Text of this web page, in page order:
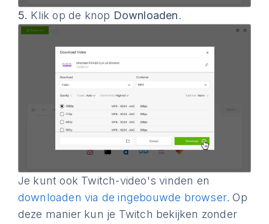
5. Klik op de knop Downloaden.
Je kunt ook Twitch-video's vinden en
downloaden via de ingebouwde browser. Op
deze manier kun je Twitch bekijken zonder